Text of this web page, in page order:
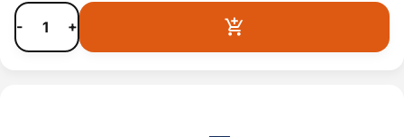
- +